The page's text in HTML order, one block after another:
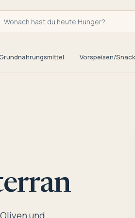
Wonach hast du heute Hunger?
Vorspeisen/
und